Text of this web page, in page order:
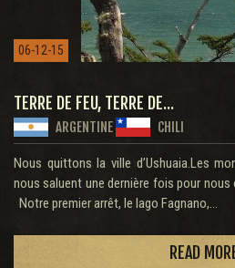
06-12-15
TERRE DE FEU, TERRE DE...
ARGENTINE CHILI
Nous quittons la ville d’Ushuaia.Les
nous saluent une dernière fois pour nous
Notre premier arrêt, le lago Fagnano,...
READ